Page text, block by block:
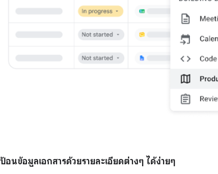
ป้อนข้อมูลเอกสารด้วยรายละเอียดต่างๆ ได้ง่ายๆ